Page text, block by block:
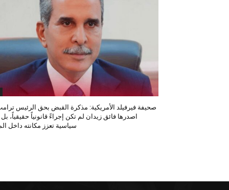
صحيفة فيرفيلد الأمريكية: مذكرة القبض بحق الرئيس
اصدرها فائق زيدان لم تكن إجراءً قانونياً حقيقياً،
سياسية تعزز مكانته داخل